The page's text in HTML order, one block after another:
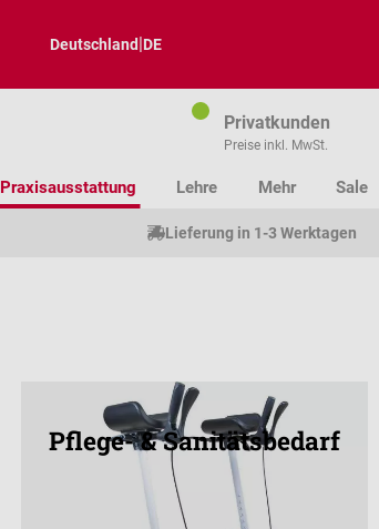
Deutschland|DE
Privatkunden
Preise inkl. MwSt.
Praxisausstattung Lehre Mehr Sale
Lieferung in 1-3 Werktagen
Pflege- & Sanitätsbedarf